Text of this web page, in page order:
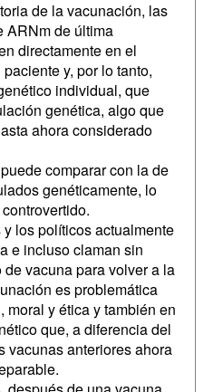
de la vacunación, las
ARNm de última
directamente en el
y, por lo tanto,
individual, que
genética, algo que
ahora considerado
comparar con la de
genéticamente, lo
los políticos actualmente
e incluso claman sin
vacuna para volver a la
es problemática
moral y ética y también en
que, a diferencia del
vacunas anteriores ahora